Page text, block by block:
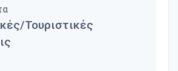
Τουριστικές